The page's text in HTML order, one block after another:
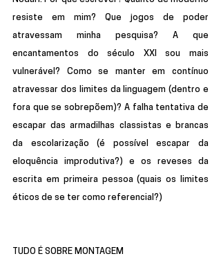
resiste em mim? Que jogos de poder
atravessam minha pesquisa? A que
encantamentos do século XXI sou mais
vulnerável? Como se manter em contínuo
atravessar dos limites da linguagem (dentro e
fora que se sobrepõem)? A falha tentativa de
escapar das armadilhas classistas e brancas
da escolarização (é possível escapar da
eloquência improdutiva?) e os reveses da
escrita em primeira pessoa (quais os limites
éticos de se ter como referencial?)
TUDO É SOBRE MONTAGEM